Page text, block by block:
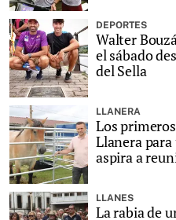
DEPORTES
Walter
el sábado
del Sella
LLANERA
Los
Llanera
aspira a
LLANES
La rabia de